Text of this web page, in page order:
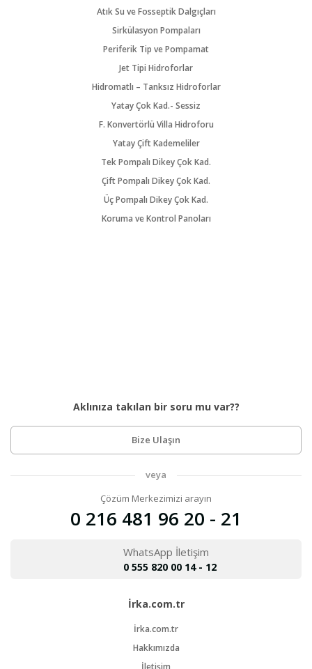
Atık Su ve Fosseptik Dalgıçları
Sirkülasyon Pompaları
Periferik Tip ve Pompamat
Jet Tipi Hidroforlar
Hidromatlı – Tanksız Hidroforlar
Yatay Çok Kad.- Sessiz
F. Konvertörlü Villa Hidroforu
Yatay Çift Kademeliler
Tek Pompalı Dikey Çok Kad.
Çift Pompalı Dikey Çok Kad.
Üç Pompalı Dikey Çok Kad.
Koruma ve Kontrol Panoları
Aklınıza takılan bir soru mu var??
Bize Ulaşın
veya
Çözüm Merkezimizi arayın
0 216 481 96 20 - 21
WhatsApp İletişim
0 555 820 00 14 - 12
İrka.com.tr
İrka.com.tr
Hakkımızda
İletişim